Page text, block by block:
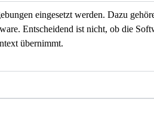
eingesetzt werden. Dazu
Entscheidend ist nicht, ob die
übernimmt.